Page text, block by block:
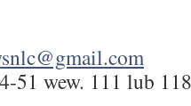
51 wew. 111 lub 118